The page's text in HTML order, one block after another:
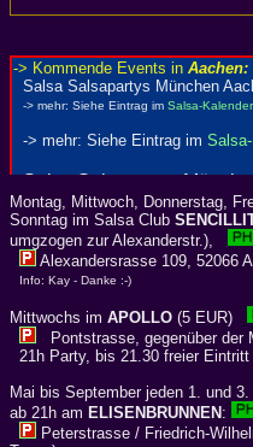
Montag, Mittwoch, Donnerstag,
Sonntag im Salsa Club
umgzogen zur Alexanderstr.),
Alexandersrasse 109, 52066
Info: Kay - Danke :-)
Mittwochs im APOLLO (5 EUR)
Pontstrasse, gegenüber der
21h Party, bis 21.30 freier Eintritt
Mai bis September jeden 1. und
ab 21h am ELISENBRUNNEN :
Peterstrasse / Friedrich-